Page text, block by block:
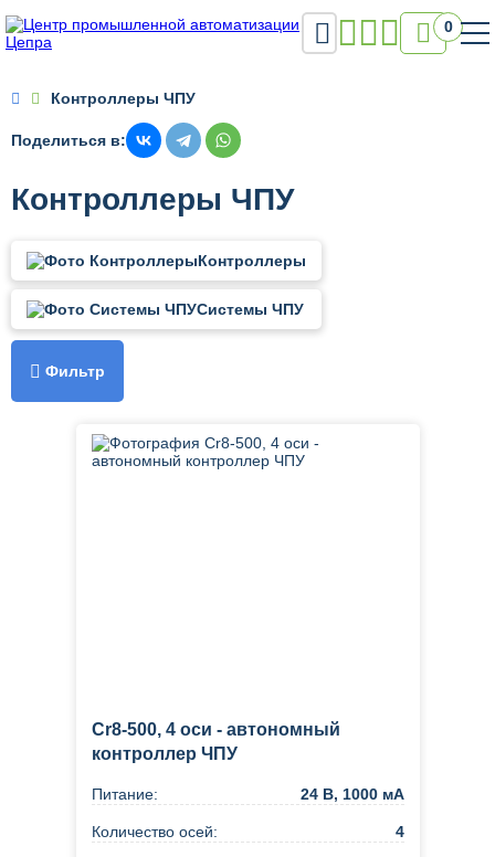
 0
 Контроллеры ЧПУ
Поделиться в:
Контроллеры ЧПУ
Контроллеры
Системы ЧПУ
 Фильтр
Cr8-500, 4 оси - автономный
контроллер ЧПУ
Питание: 24 В, 1000 мА
Количество осей: 4